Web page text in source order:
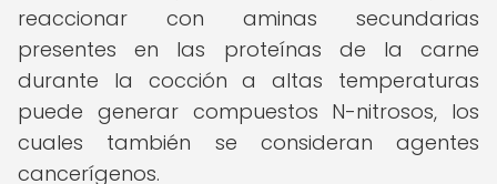
reaccionar con aminas secundarias
presentes en las proteínas de la carne
durante la cocción a altas temperaturas
puede generar compuestos N-nitrosos, los
cuales también se consideran agentes
cancerígenos.